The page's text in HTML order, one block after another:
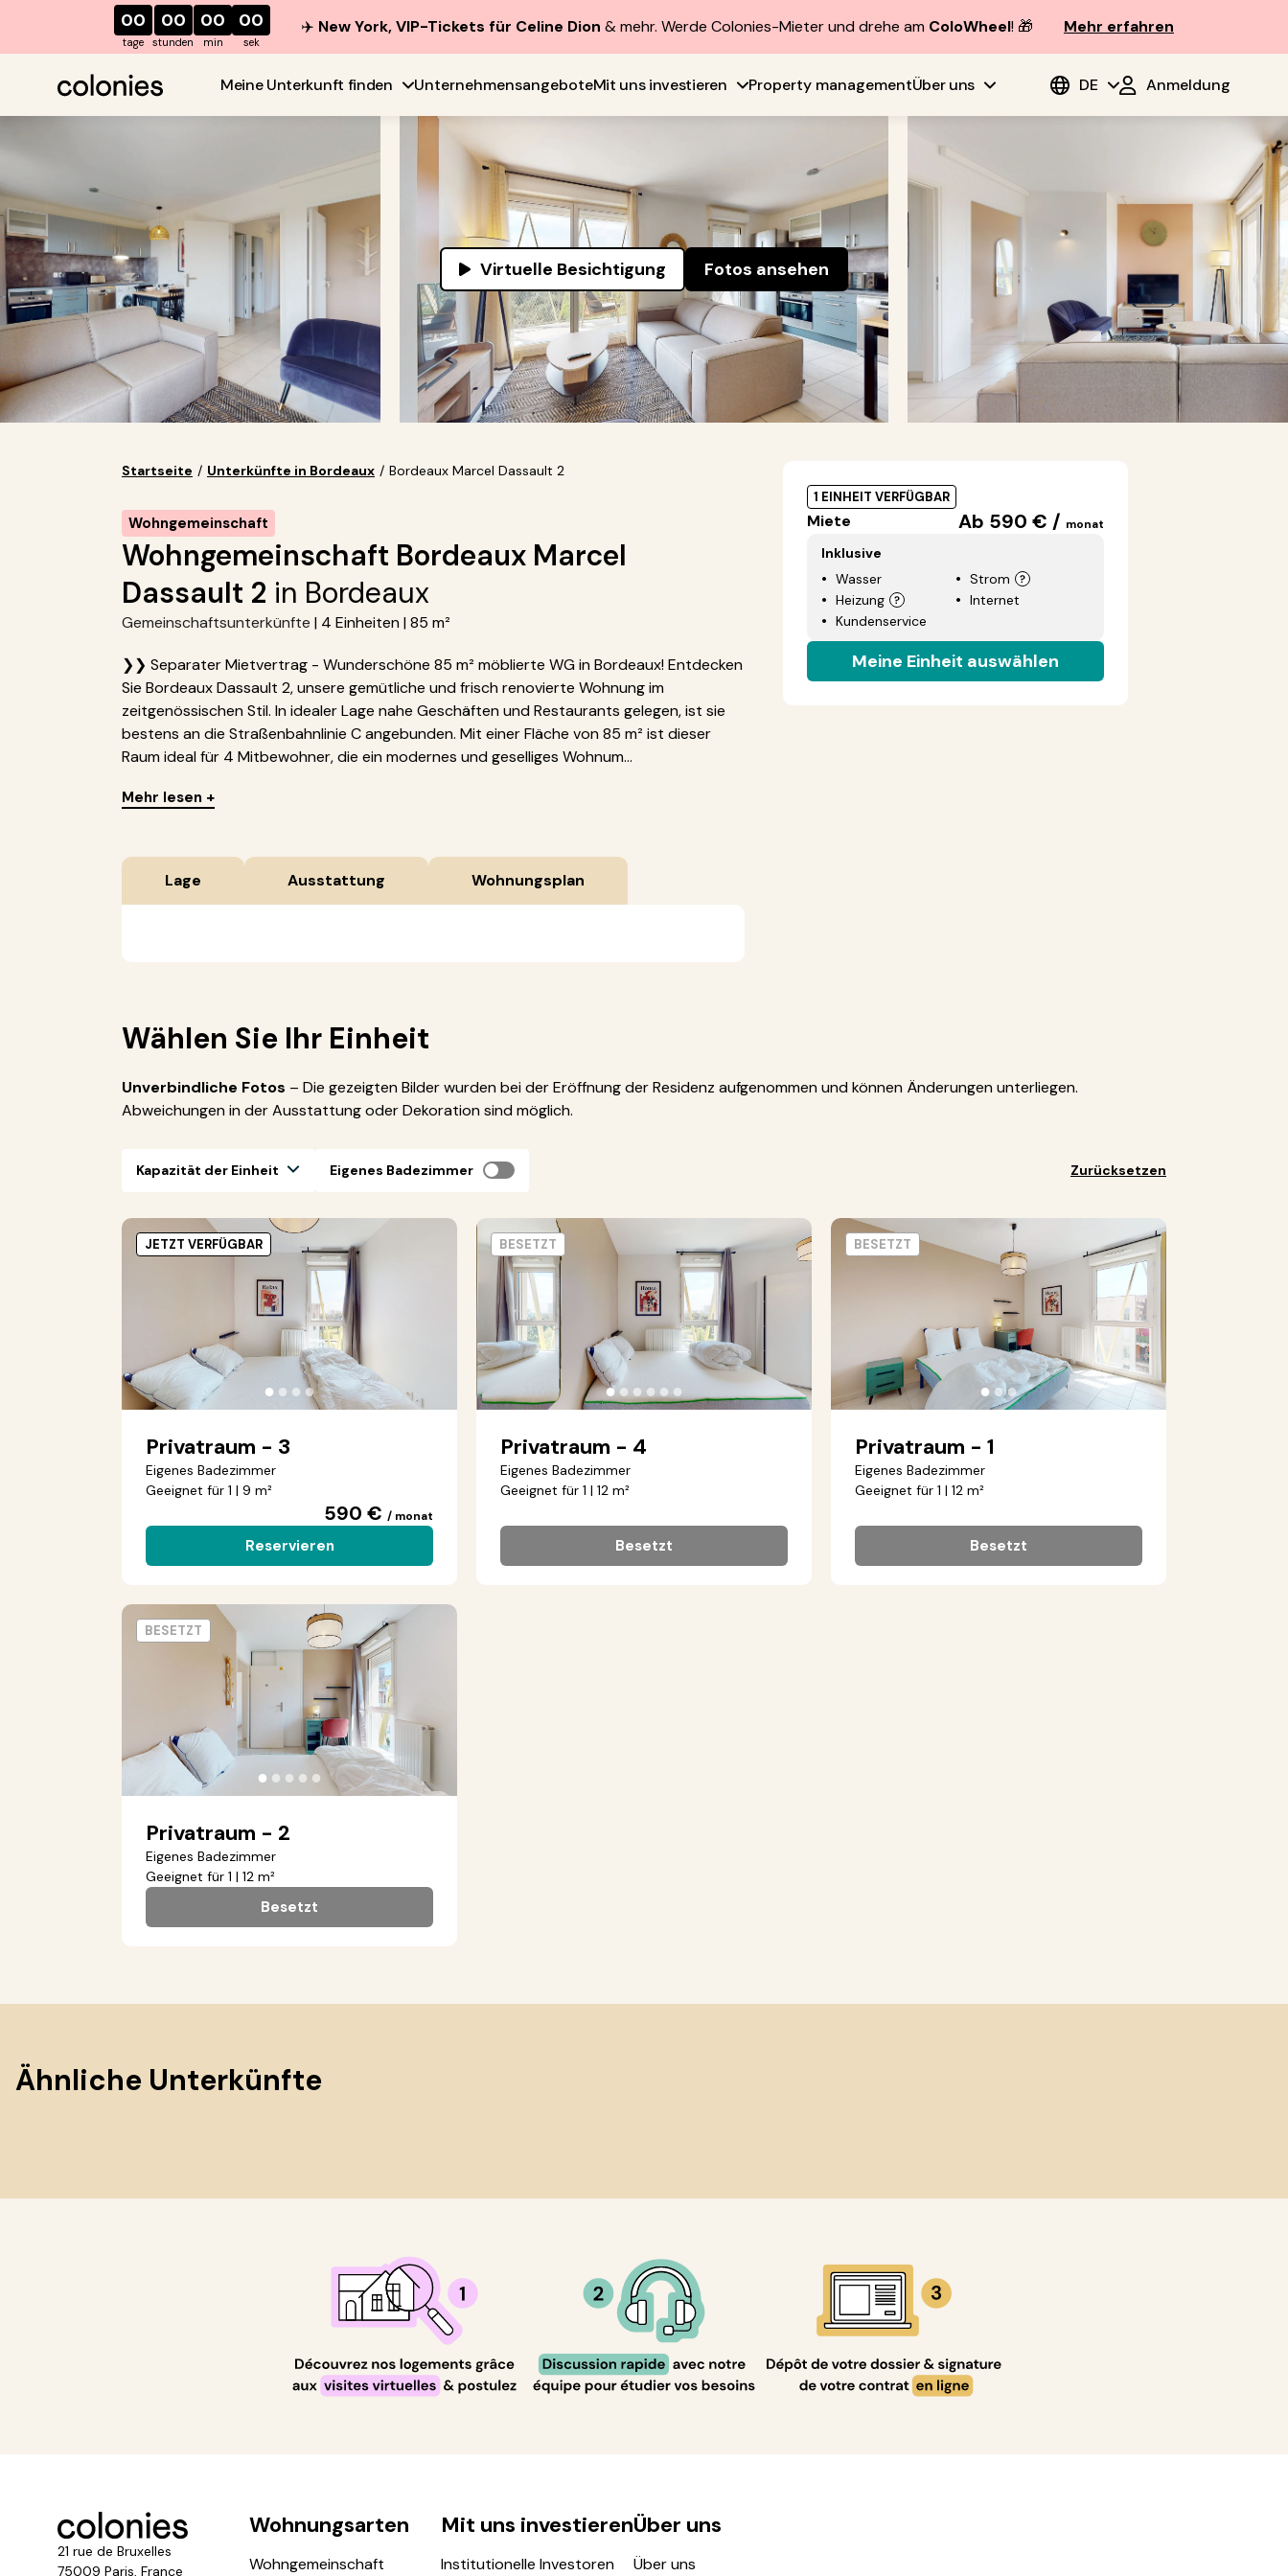
00
tage
00
stunden
00
min
00
sek
✈️ New York, VIP-Tickets für Celine Dion & mehr. Werde Colonies-Mieter und drehe am ColoWheel! 🎁 Mehr erfahren
Meine Unterkunft finden UnternehmensangeboteMit uns investieren Property managementÜber uns DE Anmeldung
Virtuelle Besichtigung Fotos ansehen
Startseite / Unterkünfte in Bordeaux / Bordeaux Marcel Dassault 2
Wohngemeinschaft
Wohngemeinschaft Bordeaux Marcel
Dassault 2 in Bordeaux
Gemeinschaftsunterkünfte | 4 Einheiten | 85 m²
❯❯ Separater Mietvertrag - Wunderschöne 85 m² möblierte WG in Bordeaux! Entdecken
Sie Bordeaux Dassault 2, unsere gemütliche und frisch renovierte Wohnung im
zeitgenössischen Stil. In idealer Lage nahe Geschäften und Restaurants gelegen, ist sie
bestens an die Straßenbahnlinie C angebunden. Mit einer Fläche von 85 m² ist dieser
Raum ideal für 4 Mitbewohner, die ein modernes und geselliges Wohnum...
Mehr lesen +
Lage Ausstattung Wohnungsplan
1 EINHEIT VERFÜGBAR
Miete Ab 590 € / monat
Inklusive
Wasser
Strom
Heizung
Internet
Kundenservice
Meine Einheit auswählen
Wählen Sie Ihr Einheit
Unverbindliche Fotos – Die gezeigten Bilder wurden bei der Eröffnung der Residenz aufgenommen und können Änderungen unterliegen.
Abweichungen in der Ausstattung oder Dekoration sind möglich.
Kapazität der Einheit Eigenes Badezimmer Zurücksetzen
● ● ●●
Privatraum - 3
Eigenes Badezimmer
Geeignet für 1 | 9 m²
590 € / monat
Reservieren
JETZT VERFÜGBAR
●●●●●●
Privatraum - 4
Eigenes Badezimmer
Geeignet für 1 | 12 m²
Besetzt
BESETZT
●●●
Privatraum - 1
Eigenes Badezimmer
Geeignet für 1 | 12 m²
Besetzt
BESETZT
● ● ● ● ●
Privatraum - 2
Eigenes Badezimmer
Geeignet für 1 | 12 m²
Besetzt
BESETZT
Ähnliche Unterkünfte
21 rue de Bruxelles
75009 Paris, France
Wohnungsarten
Wohngemeinschaft
Mit uns investieren
Institutionelle Investoren
Über uns
Über uns